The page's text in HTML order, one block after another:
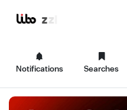
Notifications Searches